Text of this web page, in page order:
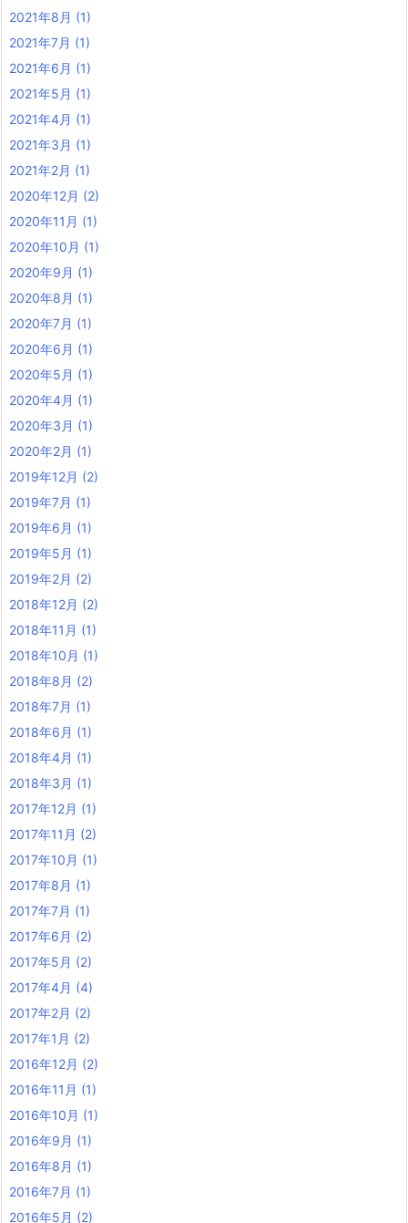
2021年8月 (1)
2021年7月 (1)
2021年6月 (1)
2021年5月 (1)
2021年4月 (1)
2021年3月 (1)
2021年2月 (1)
2020年12月 (2)
2020年11月 (1)
2020年10月 (1)
2020年9月 (1)
2020年8月 (1)
2020年7月 (1)
2020年6月 (1)
2020年5月 (1)
2020年4月 (1)
2020年3月 (1)
2020年2月 (1)
2019年12月 (2)
2019年7月 (1)
2019年6月 (1)
2019年5月 (1)
2019年2月 (2)
2018年12月 (2)
2018年11月 (1)
2018年10月 (1)
2018年8月 (2)
2018年7月 (1)
2018年6月 (1)
2018年4月 (1)
2018年3月 (1)
2017年12月 (1)
2017年11月 (2)
2017年10月 (1)
2017年8月 (1)
2017年7月 (1)
2017年6月 (2)
2017年5月 (2)
2017年4月 (4)
2017年2月 (2)
2017年1月 (2)
2016年12月 (2)
2016年11月 (1)
2016年10月 (1)
2016年9月 (1)
2016年8月 (1)
2016年7月 (1)
2016年5月 (2)